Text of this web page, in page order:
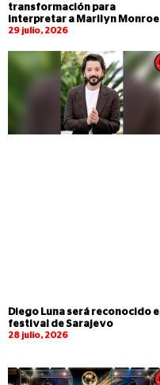
transformación para
interpretar a Marilyn Monroe
29 julio, 2026
Diego Luna será reconocido
festival de Sarajevo
28 julio, 2026